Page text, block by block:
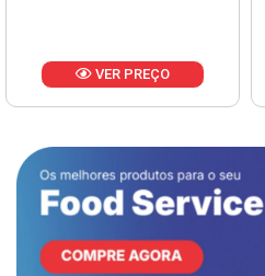
VER PREÇO